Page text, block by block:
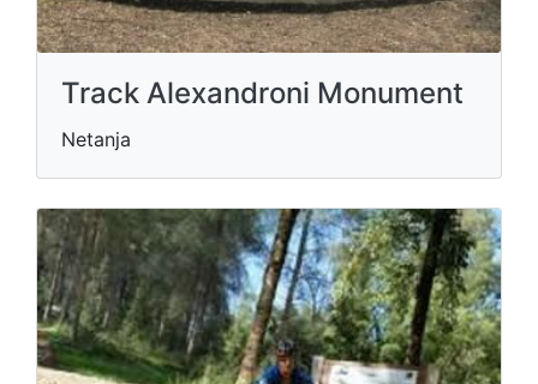
Track Alexandroni Monument
Netanja